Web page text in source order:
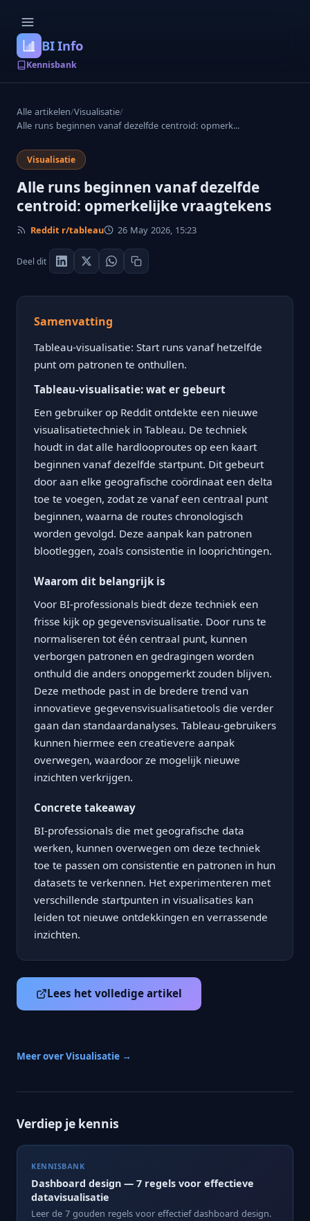
BI Info
Kennisbank
Alle artikelen/Visualisatie/
Alle runs beginnen vanaf dezelfde centroid: opmerk...
Visualisatie
Alle runs beginnen vanaf dezelfde
centroid: opmerkelijke vraagtekens
Reddit r/tableau 26 May 2026, 15:23
Deel dit
Samenvatting
Tableau-visualisatie: Start runs vanaf hetzelfde
punt om patronen te onthullen.
Tableau-visualisatie: wat er gebeurt
Een gebruiker op Reddit ontdekte een nieuwe
visualisatietechniek in Tableau. De techniek
houdt in dat alle hardlooproutes op een kaart
beginnen vanaf dezelfde startpunt. Dit gebeurt
door aan elke geografische coördinaat een delta
toe te voegen, zodat ze vanaf een centraal punt
beginnen, waarna de routes chronologisch
worden gevolgd. Deze aanpak kan patronen
blootleggen, zoals consistentie in looprichtingen.
Waarom dit belangrijk is
Voor BI-professionals biedt deze techniek een
frisse kijk op gegevensvisualisatie. Door runs te
normaliseren tot één centraal punt, kunnen
verborgen patronen en gedragingen worden
onthuld die anders onopgemerkt zouden blijven.
Deze methode past in de bredere trend van
innovatieve gegevensvisualisatietools die verder
gaan dan standaardanalyses. Tableau-gebruikers
kunnen hiermee een creatievere aanpak
overwegen, waardoor ze mogelijk nieuwe
inzichten verkrijgen.
Concrete takeaway
BI-professionals die met geografische data
werken, kunnen overwegen om deze techniek
toe te passen om consistentie en patronen in hun
datasets te verkennen. Het experimenteren met
verschillende startpunten in visualisaties kan
leiden tot nieuwe ontdekkingen en verrassende
inzichten.
Lees het volledige artikel
Meer over Visualisatie →
Verdiep je kennis
KENNISBANK
Dashboard design — 7 regels voor effectieve
datavisualisatie
Leer de 7 gouden regels voor effectief dashboard design.